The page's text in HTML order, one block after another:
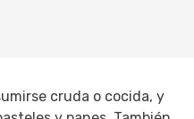
cruda o cocida, y